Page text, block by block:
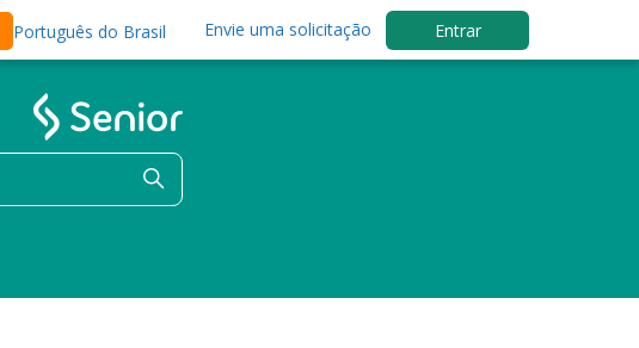
Português do Brasil Envie uma solicitação Entrar